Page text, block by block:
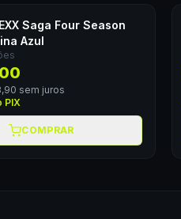
Saga Four Season
Azul
sem juros
PIX
COMPRAR